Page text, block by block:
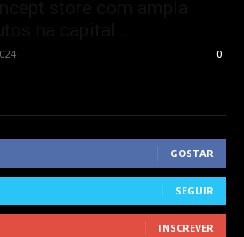
0
GOSTAR
SEGUIR
INSCREVER